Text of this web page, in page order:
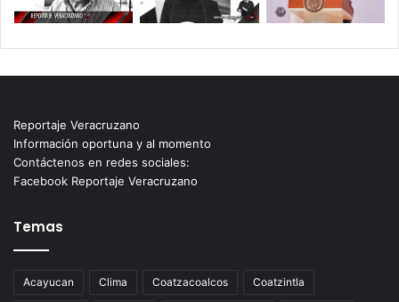
Reportaje Veracruzano
Información oportuna y al momento
Contáctenos en redes sociales:
Facebook Reportaje Veracruzano
Temas
Acayucan Clima Coatzacoalcos Coatzintla